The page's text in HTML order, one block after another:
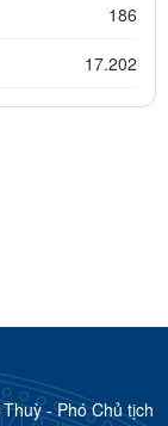
186
17.202
- Phó Chủ tịch